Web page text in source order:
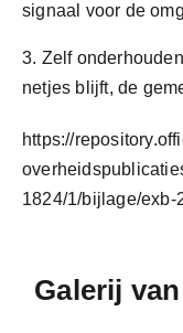
signaal voor de
3. Zelf
netjes blijft, de
https://
1824/1/bijlage/exb-
Galerij